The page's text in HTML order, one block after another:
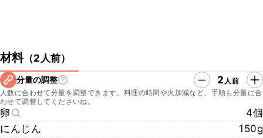
材料（2人前）
分量の調整 2 人前
人数に合わせて分量を調整できます。料理の時間や火加減など、手順も分量に合
わせて調整してくださいね。
卵
4個
にんじん
150g